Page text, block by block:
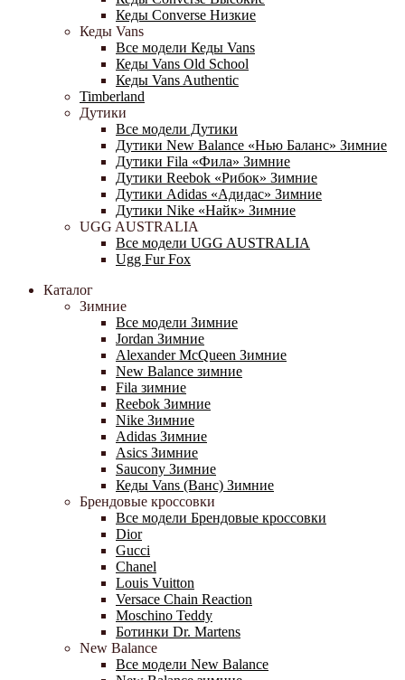
Кеды Converse Низкие
Кеды Vans
Все модели Кеды Vans
Кеды Vans Old School
Кеды Vans Authentic
Timberland
Дутики
Все модели Дутики
Дутики New Balance «Нью Баланс» Зимние
Дутики Fila «Фила» Зимние
Дутики Reebok «Рибок» Зимние
Дутики Adidas «Адидас» Зимние
Дутики Nike «Найк» Зимние
UGG AUSTRALIA
Все модели UGG AUSTRALIA
Ugg Fur Fox
Каталог
Зимние
Все модели Зимние
Jordan Зимние
Alexander McQueen Зимние
New Balance зимние
Fila зимние
Reebok Зимние
Nike Зимние
Adidas Зимние
Asics Зимние
Saucony Зимние
Кеды Vans (Ванс) Зимние
Брендовые кроссовки
Все модели Брендовые кроссовки
Dior
Gucci
Chanel
Louis Vuitton
Versace Chain Reaction
Moschino Teddy
Ботинки Dr. Martens
New Balance
Все модели New Balance